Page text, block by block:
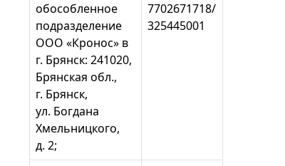
обособленное
подразделение
ООО «Кронос» в
г. Брянск: 241020,
Брянская обл.,
г. Брянск,
ул. Богдана
Хмельницкого,
д. 2;
7702671718/
325445001